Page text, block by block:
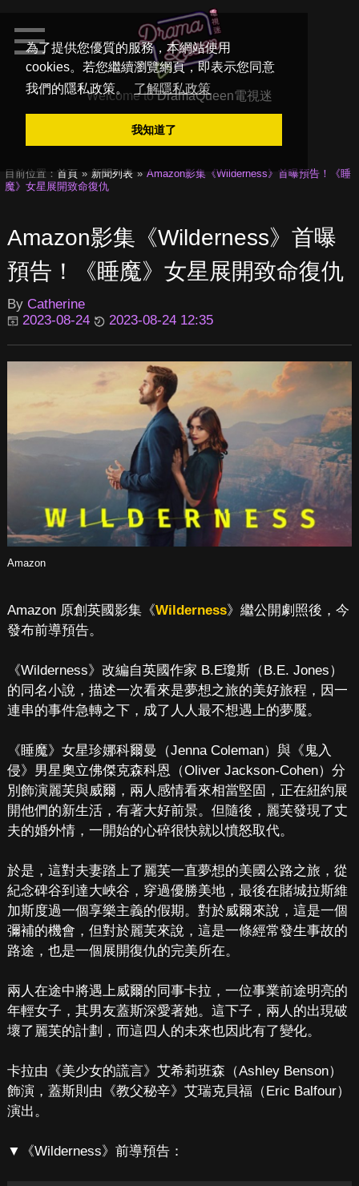
為了提供您優質的服務，本網站使用
cookies。若您繼續瀏覽網頁，即表示您同意
我們的隱私政策。
了解隱私政策
我知道了
Welcome toDramaQueen電視迷
目前位置： 首頁 新聞列表
Amazon影集《Wilderness》首曝預告！《睡
魔》女星展開致命復仇
Amazon影集《Wilderness》首曝
預告！《睡魔》女星展開致命復仇
By Catherine
2023-08-24
2023-08-24 12:35
Amazon
Amazon 原創英國影集《Wilderness》繼公開劇照後，今
發布前導預告。
《Wilderness》改編自英國作家 B.E瓊斯（B.E. Jones）
的同名小說，描述一次看來是夢想之旅的美好旅程，因一
連串的事件急轉之下，成了人人最不想遇上的夢魘。
《睡魔》女星珍娜科爾曼（Jenna Coleman）與《鬼入
侵》男星奧立佛傑克森科恩（Oliver Jackson-Cohen）分
別飾演麗芙與威爾，兩人感情看來相當堅固，正在紐約展
開他們的新生活，有著大好前景。但隨後，麗芙發現了丈
夫的婚外情，一開始的心碎很快就以憤怒取代。
於是，這對夫妻踏上了麗芙一直夢想的美國公路之旅，從
紀念碑谷到達大峽谷，穿過優勝美地，最後在賭城拉斯維
加斯度過一個享樂主義的假期。對於威爾來說，這是一個
彌補的機會，但對於麗芙來說，這是一條經常發生事故的
路途，也是一個展開復仇的完美所在。
兩人在途中將遇上威爾的同事卡拉，一位事業前途明亮的
年輕女子，其男友蓋斯深愛著她。這下子，兩人的出現破
壞了麗芙的計劃，而這四人的未來也因此有了變化。
卡拉由《美少女的謊言》艾希莉班森（Ashley Benson）
飾演，蓋斯則由《教父秘辛》艾瑞克貝福（Eric Balfour）
演出。
▼《Wilderness》前導預告：